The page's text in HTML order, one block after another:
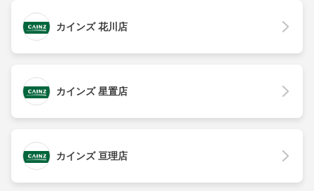
カインズ 花川店
カインズ 星置店
カインズ 亘理店